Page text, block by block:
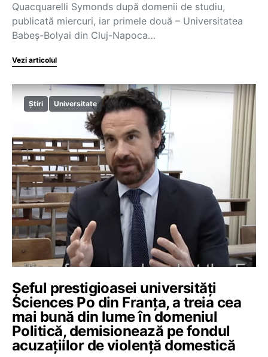
Quacquarelli Symonds după domenii de studiu,
publicată miercuri, iar primele două – Universitatea
Babeș-Bolyai din Cluj-Napoca…
Vezi articolul
Știri Universitate
Șeful prestigioasei universități
Sciences Po din Franța, a treia cea
mai bună din lume în domeniul
Politică, demisionează pe fondul
acuzațiilor de violență domestică